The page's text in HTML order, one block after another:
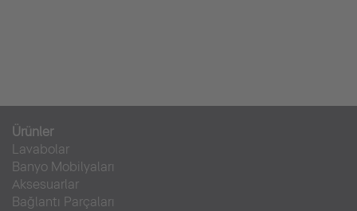
Ürünler
Lavabolar
Banyo Mobilyaları
Aksesuarlar
Bağlantı Parçaları